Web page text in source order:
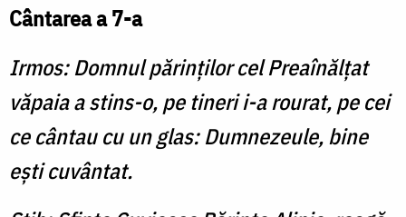
Cântarea a 7-a
Irmos: Domnul părinţilor cel Preaînălţat
văpaia a stins-o, pe tineri i-a rourat, pe cei
ce cântau cu un glas: Dumnezeule, bine
eşti cuvântat.